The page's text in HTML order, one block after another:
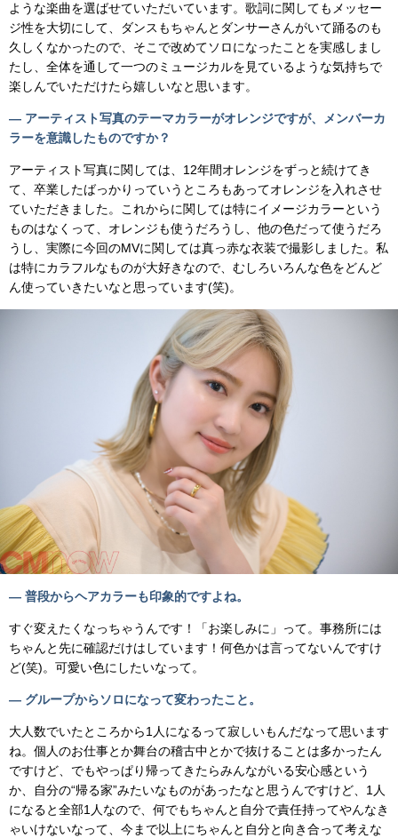
ような楽曲を選ばせていただいています。歌詞に関してもメッセー
ジ性を大切にして、ダンスもちゃんとダンサーさんがいて踊るのも
久しくなかったので、そこで改めてソロになったことを実感しまし
たし、全体を通して一つのミュージカルを見ているような気持ちで
楽しんでいただけたら嬉しいなと思います。
— アーティスト写真のテーマカラーがオレンジですが、メンバーカ
ラーを意識したものですか？
アーティスト写真に関しては、12年間オレンジをずっと続けてき
て、卒業したばっかりっていうところもあってオレンジを入れさせ
ていただきました。これからに関しては特にイメージカラーという
ものはなくって、オレンジも使うだろうし、他の色だって使うだろ
うし、実際に今回のMVに関しては真っ赤な衣装で撮影しました。私
は特にカラフルなものが大好きなので、むしろいろんな色をどんど
ん使っていきたいなと思っています(笑)。
— 普段からヘアカラーも印象的ですよね。
すぐ変えたくなっちゃうんです！「お楽しみに」って。事務所には
ちゃんと先に確認だけはしています！何色かは言ってないんですけ
ど(笑)。可愛い色にしたいなって。
— グループからソロになって変わったこと。
大人数でいたところから1人になるって寂しいもんだなって思います
ね。個人のお仕事とか舞台の稽古中とかで抜けることは多かったん
ですけど、でもやっぱり帰ってきたらみんながいる安心感という
か、自分の“帰る家”みたいなものがあったなと思うんですけど、1人
になると全部1人なので、何でもちゃんと自分で責任持ってやんなき
ゃいけないなって、今まで以上にちゃんと自分と向き合って考えな